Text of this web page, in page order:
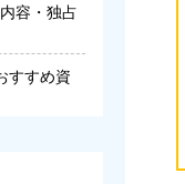
容・独占
すすめ資